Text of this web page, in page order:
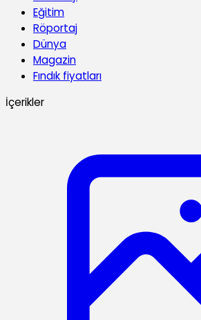
Eğitim
Röportaj
Dünya
Magazin
Fındık fiyatları
İçerikler